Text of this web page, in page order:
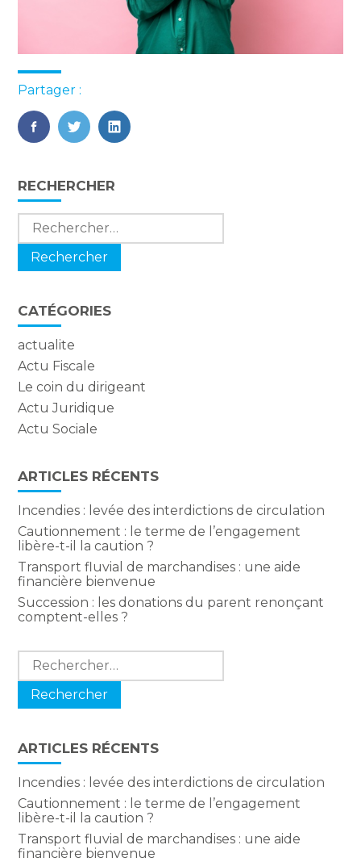
Partager :
FaceBook
TwitterLinkedIn
Blog
sidebar
RECHERCHER
Rechercher :
CATÉGORIES
actualite
Actu Fiscale
Le coin du dirigeant
Actu Juridique
Actu Sociale
ARTICLES RÉCENTS
Incendies : levée des interdictions de circulation
Cautionnement : le terme de l’engagement
libère-t-il la caution ?
Transport fluvial de marchandises : une aide
financière bienvenue
Succession : les donations du parent renonçant
comptent-elles ?
Rechercher :
ARTICLES RÉCENTS
Incendies : levée des interdictions de circulation
Cautionnement : le terme de l’engagement
libère-t-il la caution ?
Transport fluvial de marchandises : une aide
financière bienvenue